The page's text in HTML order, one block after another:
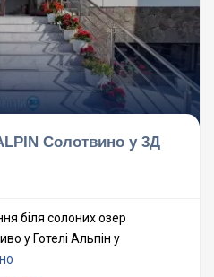
Солотвино у 3Д
біля солоних озер
у Готелі Альпін у